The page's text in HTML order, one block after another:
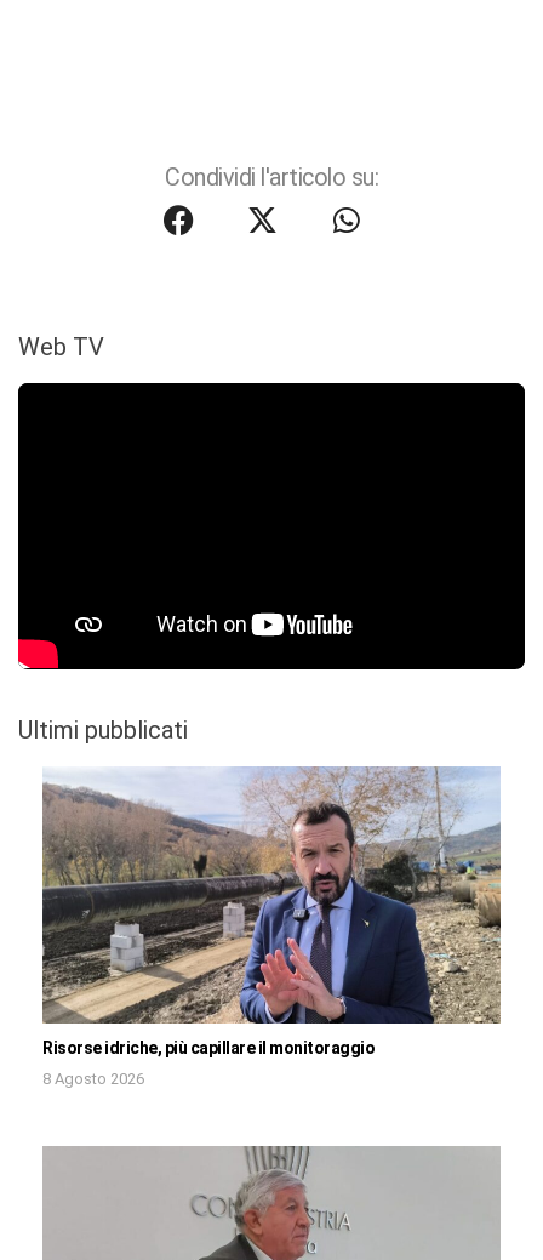
Condividi l'articolo su:
Web TV
Ultimi pubblicati
Risorse idriche, più capillare il monitoraggio
8 Agosto 2026